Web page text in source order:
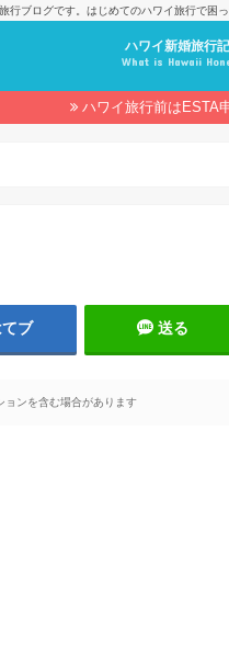
行ブログです。はじめてのハワイ旅行で困
ハワイ新婚旅行
What is Hawaii
ハワイ旅行前はESTA
てブ 送る
ョンを含む場合があります